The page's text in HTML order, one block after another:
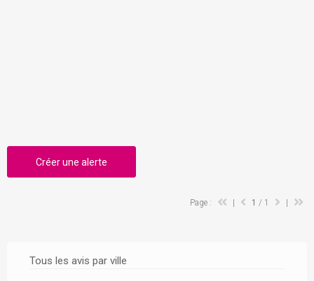
Tous les avis par ville
Créer une alerte
Page : 1 / 1